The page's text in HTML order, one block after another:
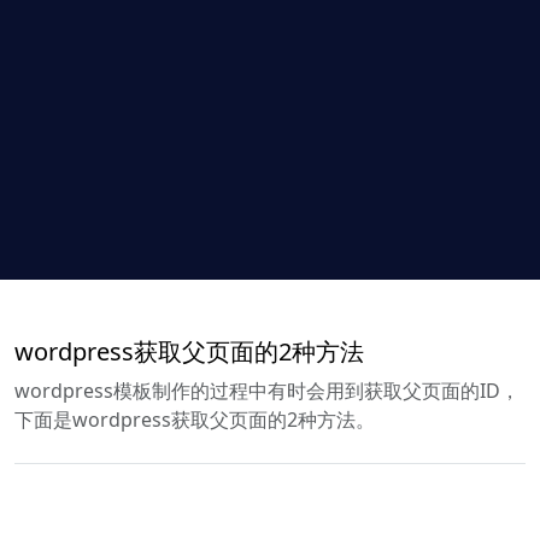
wordpress获取父页面的2种方法
wordpress模板制作的过程中有时会用到获取父页面的ID，
下面是wordpress获取父页面的2种方法。